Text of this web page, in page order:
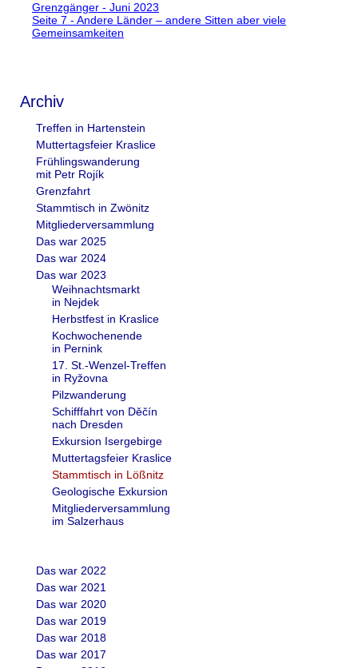
Grenzgänger - Juni 2023
Seite 7 - Andere Länder – andere Sitten aber viele
Gemeinsamkeiten
Archiv
Navigation
überspringen
Treffen in Hartenstein
Muttertagsfeier Kraslice
Frühlingswanderung
mit Petr Rojík
Grenzfahrt
Stammtisch in Zwönitz
Mitgliederversammlung
Das war 2025
Das war 2024
Das war 2023
Weihnachtsmarkt
in Nejdek
Herbstfest in Kraslice
Kochwochenende
in Pernink
17. St.-Wenzel-Treffen
in Ryžovna
Pilzwanderung
Schifffahrt von Děčín
nach Dresden
Exkursion Isergebirge
Muttertagsfeier Kraslice
Stammtisch in Lößnitz
Geologische Exkursion
Mitgliederversammlung
im Salzerhaus
Das war 2022
Das war 2021
Das war 2020
Das war 2019
Das war 2018
Das war 2017